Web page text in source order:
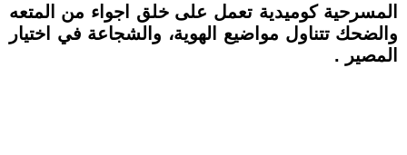
المسرحية كوميدية تعمل على خلق اجواء من المتعه
والضحك تتناول مواضيع الهوية، والشجاعة في اختيار
المصير .